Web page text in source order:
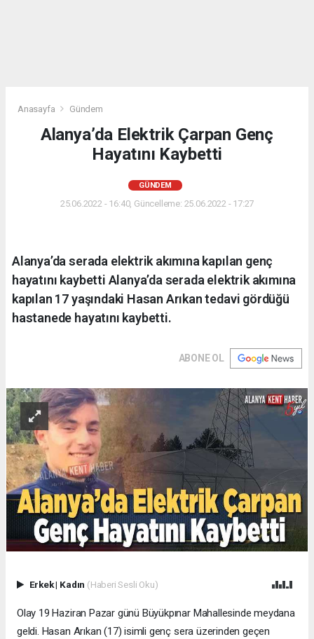
Anasayfa Gündem
Alanya’da Elektrik Çarpan Genç
Hayatını Kaybetti
GÜNDEM
25.06.2022 - 16:40, Güncelleme: 25.06.2022 - 17:27
Alanya’da serada elektrik akımına kapılan genç
hayatını kaybetti Alanya’da serada elektrik akımına
kapılan 17 yaşındaki Hasan Arıkan tedavi gördüğü
hastanede hayatını kaybetti.
ABONE OL
Erkek| Kadın (Haberi Sesli Oku)
Olay 19 Haziran Pazar günü Büyükpınar Mahallesinde meydana
geldi. Hasan Arıkan (17) isimli genç sera üzerinden geçen